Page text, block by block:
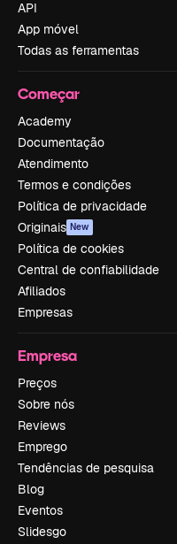
API
App móvel
Todas as ferramentas
Começar
Academy
Documentação
Atendimento
Termos e condições
Política de privacidade
Originais New
Política de cookies
Central de confiabilidade
Afiliados
Empresas
Empresa
Preços
Sobre nós
Reviews
Emprego
Tendências de pesquisa
Blog
Eventos
Slidesgo